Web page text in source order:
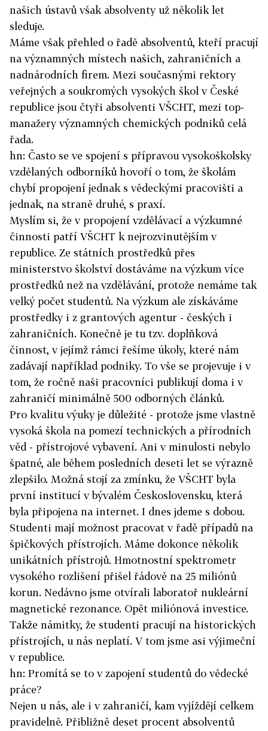
našich ústavů však absolventy už několik let
sleduje.
Máme však přehled o řadě absolventů, kteří pracují
na významných místech našich, zahraničních a
nadnárodních firem. Mezi současnými rektory
veřejných a soukromých vysokých škol v České
republice jsou čtyři absolventi VŠCHT, mezi top-
manažery významných chemických podniků celá
řada.
hn: Často se ve spojení s přípravou vysokoškolsky
vzdělaných odborníků hovoří o tom, že školám
chybí propojení jednak s vědeckými pracovišti a
jednak, na straně druhé, s praxí.
Myslím si, že v propojení vzdělávací a výzkumné
činnosti patří VŠCHT k nejrozvinutějším v
republice. Ze státních prostředků přes
ministerstvo školství dostáváme na výzkum více
prostředků než na vzdělávání, protože nemáme tak
velký počet studentů. Na výzkum ale získáváme
prostředky i z grantových agentur - českých i
zahraničních. Konečně je tu tzv. doplňková
činnost, v jejímž rámci řešíme úkoly, které nám
zadávají například podniky. To vše se projevuje i v
tom, že ročně naši pracovníci publikují doma i v
zahraničí minimálně 500 odborných článků.
Pro kvalitu výuky je důležité - protože jsme vlastně
vysoká škola na pomezí technických a přírodních
věd - přístrojové vybavení. Ani v minulosti nebylo
špatné, ale během posledních deseti let se výrazně
zlepšilo. Možná stojí za zmínku, že VŠCHT byla
první institucí v bývalém Československu, která
byla připojena na internet. I dnes jdeme s dobou.
Studenti mají možnost pracovat v řadě případů na
špičkových přístrojích. Máme dokonce několik
unikátních přístrojů. Hmotnostní spektrometr
vysokého rozlišení přišel řádově na 25 miliónů
korun. Nedávno jsme otvírali laboratoř nukleární
magnetické rezonance. Opět miliónová investice.
Takže námitky, že studenti pracují na historických
přístrojích, u nás neplatí. V tom jsme asi výjimeční
v republice.
hn: Promítá se to v zapojení studentů do vědecké
práce?
Nejen u nás, ale i v zahraničí, kam vyjíždějí celkem
pravidelně. Přibližně deset procent absolventů